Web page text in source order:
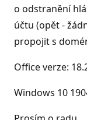
o odstranění
účtu (opět -
propojit s
Office verze:
Windows 10